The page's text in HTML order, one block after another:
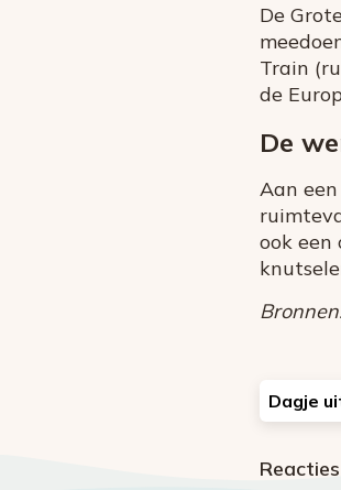
De
Train
de
De
Aan
ook
Dagje
Reacties